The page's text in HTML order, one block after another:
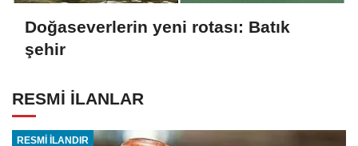
Doğaseverlerin yeni rotası: Batık
şehir
RESMİ İLANLAR
RESMİ İLANDIR